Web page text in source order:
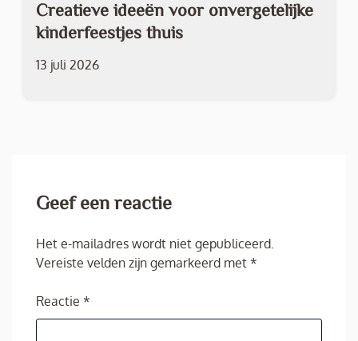
Creatieve ideeën voor onvergetelijke
kinderfeestjes thuis
13 juli 2026
Geef een reactie
Het e-mailadres wordt niet gepubliceerd.
Vereiste velden zijn gemarkeerd met *
Reactie *